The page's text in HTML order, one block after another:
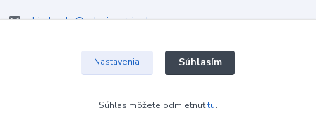
objednavky@zaluzieservis.sk
2022 ŽalúzieServis.sk
Nastavenia Súhlasím
Súhlas môžete odmietnuťtu.